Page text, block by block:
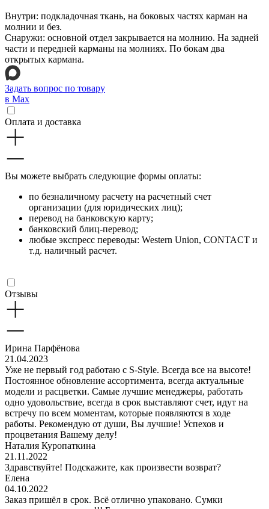
Внутри: подкладочная ткань, на боковых частях карман на
молнии и без.
Снаружи: основной отдел закрывается на молнию. На задней
части и передней карманы на молниях. По бокам два
открытых кармана.
Задать вопрос по товару
в Max
Оплата и доставка
Вы можете выбрать следующие формы оплаты:
по безналичному расчету на расчетный счет
организации (для юридических лиц);
перевод на банковскую карту;
банковский блиц-перевод;
любые экспресс переводы: Western Union, CONTACT и
т.д. наличный расчет.
Отзывы
Ирина Парфёнова
21.04.2023
Уже не первый год работаю с S-Style. Всегда все на высоте!
Постоянное обновление ассортимента, всегда актуальные
модели и расцветки. Самые лучшие менеджеры, работать
одно удовольствие, всегда в срок выставляют счет, идут на
встречу по всем моментам, которые появляются в ходе
работы. Рекомендую от души, Вы лучшие! Успехов и
процветания Вашему делу!
Наталия Куропаткина
21.11.2022
Здравствуйте! Подскажите, как произвести возврат?
Елена
04.10.2022
Заказ пришёл в срок. Всё отлично упаковано. Сумки